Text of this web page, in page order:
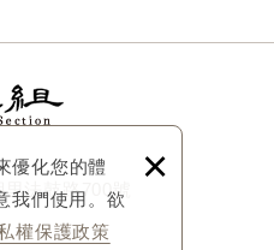
優化您的體
我們使用。欲
權保護政策
×
法鼓路700號